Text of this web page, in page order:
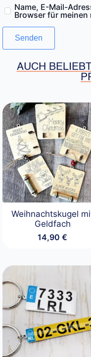
Name, E-Mail-
Browser für
AUCH
Weihnachtskugel
Geldfach
14,90€